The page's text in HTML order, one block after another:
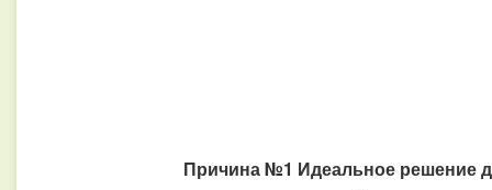
Причина №1 Идеальное решение